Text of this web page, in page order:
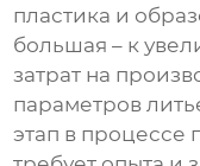
пластика и
большая – к
затрат на
параметров
этап в процессе